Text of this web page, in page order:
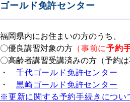
ゴールド免許センター
福岡県内にお住まいの方のうち、
〇優良講習対象の方 （事前に予約
〇高齢者講習受講済みの方（予約は
・ 千代ゴールド免許センター
・ 黒崎ゴールド免許センター
※更新に関する予約手続きについ